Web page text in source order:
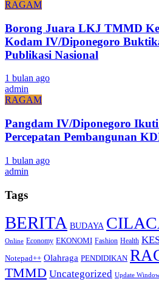
RAGAM
Borong Juara LKJ TMMD
Kodam IV/Diponegoro
Publikasi Nasional
1 bulan ago
admin
RAGAM
Pangdam IV/Diponegoro
Percepatan Pembangunan
1 bulan ago
admin
Tags
BERITA BUDAYA
Online Economy EKONOMI Fashion Health
Notepad++ Olahraga PENDIDIKAN
TMMD Uncategorized Update